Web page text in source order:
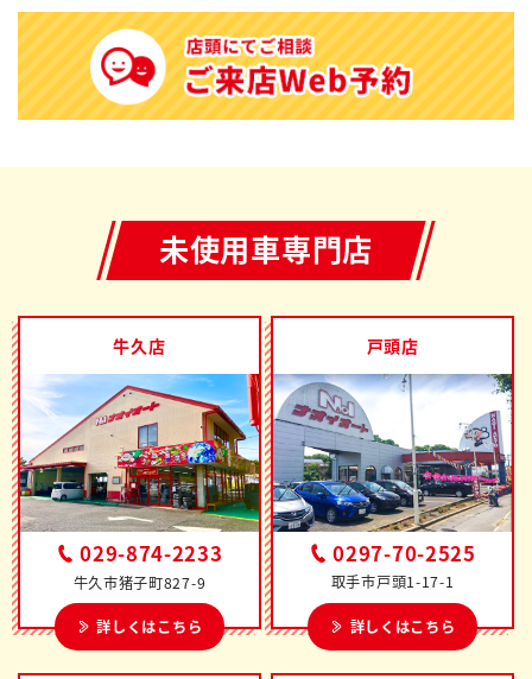
未使用車専門店
牛久店
029-874-2233
牛久市猪子町827-9
詳しくはこちら
戸頭店
0297-70-2525
取手市戸頭1-17-1
詳しくはこちら